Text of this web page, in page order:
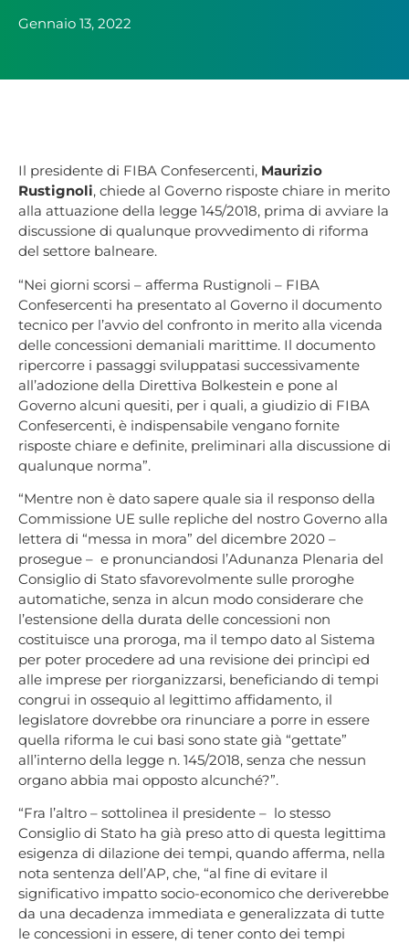
Gennaio 13, 2022
Il presidente di FIBA Confesercenti, Maurizio
Rustignoli, chiede al Governo risposte chiare in merito
alla attuazione della legge 145/2018, prima di avviare la
discussione di qualunque provvedimento di riforma
del settore balneare.
“Nei giorni scorsi – afferma Rustignoli – FIBA
Confesercenti ha presentato al Governo il documento
tecnico per l’avvio del confronto in merito alla vicenda
delle concessioni demaniali marittime. Il documento
ripercorre i passaggi sviluppatasi successivamente
all’adozione della Direttiva Bolkestein e pone al
Governo alcuni quesiti, per i quali, a giudizio di FIBA
Confesercenti, è indispensabile vengano fornite
risposte chiare e definite, preliminari alla discussione di
qualunque norma”.
“Mentre non è dato sapere quale sia il responso della
Commissione UE sulle repliche del nostro Governo alla
lettera di “messa in mora” del dicembre 2020 –
prosegue – e pronunciandosi l’Adunanza Plenaria del
Consiglio di Stato sfavorevolmente sulle proroghe
automatiche, senza in alcun modo considerare che
l’estensione della durata delle concessioni non
costituisce una proroga, ma il tempo dato al Sistema
per poter procedere ad una revisione dei princìpi ed
alle imprese per riorganizzarsi, beneficiando di tempi
congrui in ossequio al legittimo affidamento, il
legislatore dovrebbe ora rinunciare a porre in essere
quella riforma le cui basi sono state già “gettate”
all’interno della legge n. 145/2018, senza che nessun
organo abbia mai opposto alcunché?”.
“Fra l’altro – sottolinea il presidente – lo stesso
Consiglio di Stato ha già preso atto di questa legittima
esigenza di dilazione dei tempi, quando afferma, nella
nota sentenza dell’AP, che, “al fine di evitare il
significativo impatto socio-economico che deriverebbe
da una decadenza immediata e generalizzata di tutte
le concessioni in essere, di tener conto dei tempi